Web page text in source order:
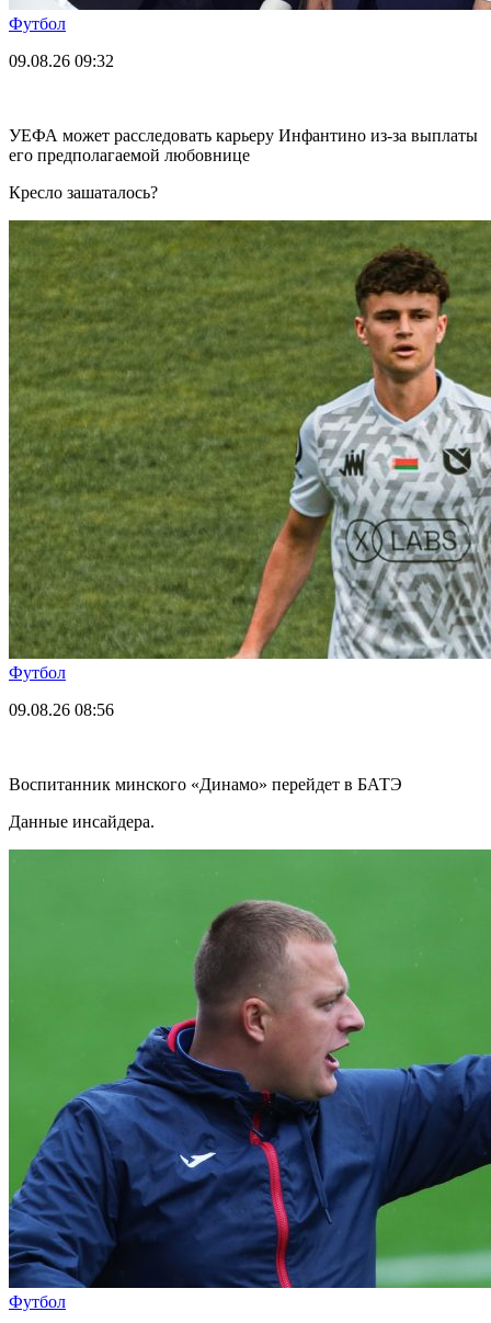
Футбол
09.08.26 09:32
УЕФА может расследовать карьеру Инфантино из-за выплаты
его предполагаемой любовнице
Кресло зашаталось?
Футбол
09.08.26 08:56
Воспитанник минского «Динамо» перейдет в БАТЭ
Данные инсайдера.
Футбол